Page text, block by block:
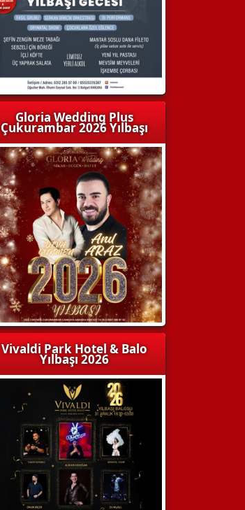
Gloria Wedding Plus
Çukurambar 2026 Yılbaşı
Vivaldi Park Hotel & Balo
Yılbaşı 2026